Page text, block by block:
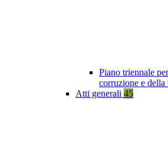
Piano triennale
corruzione e della
Atti generali 45